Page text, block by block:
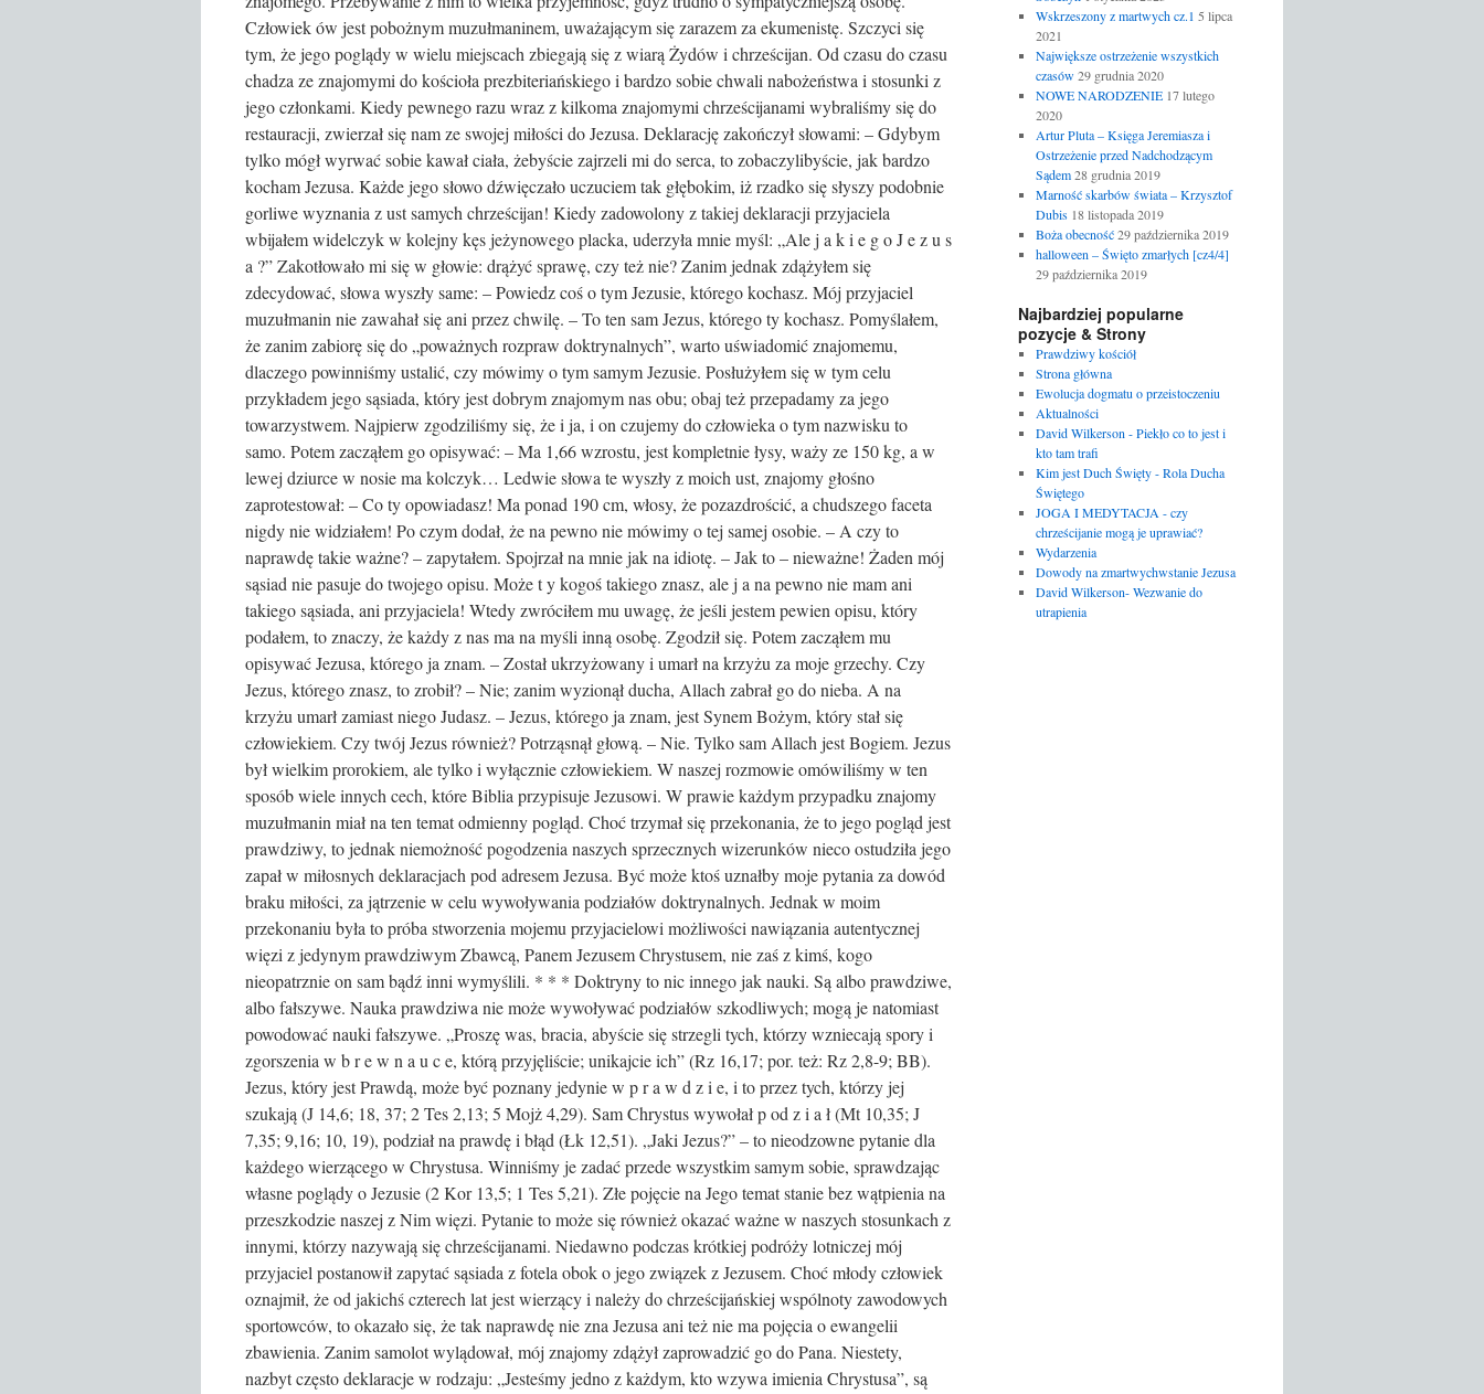
Wskrzeszony z martwych cz.1 5 lipca
2021
Największe ostrzeżenie wszystkich
czasów 29 grudnia 2020
NOWE NARODZENIE 17 lutego
2020
Artur Pluta – Księga Jeremiasza i
Ostrzeżenie przed Nadchodzącym
Sądem 28 grudnia 2019
Marność skarbów świata – Krzysztof
Dubis 18 listopada 2019
Boża obecność 29 października 2019
halloween – Święto zmarłych [cz4/4]
29 października 2019
Najbardziej popularne
pozycje & Strony
Prawdziwy kościół
Strona główna
Ewolucja dogmatu o przeistoczeniu
Aktualności
David Wilkerson - Piekło co to jest i
kto tam trafi
Kim jest Duch Święty - Rola Ducha
Świętego
JOGA I MEDYTACJA - czy
chrześcijanie mogą je uprawiać?
Wydarzenia
Dowody na zmartwychwstanie Jezusa
David Wilkerson- Wezwanie do
utrapienia